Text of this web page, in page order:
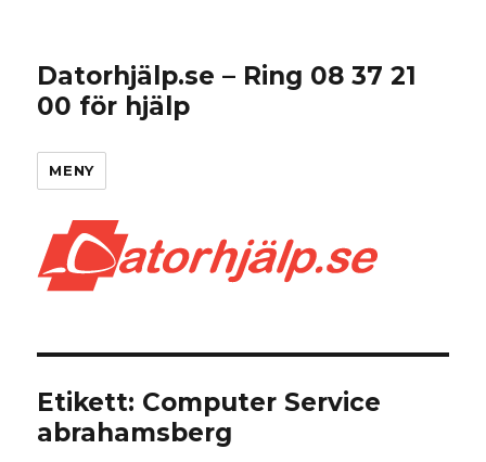
Datorhjälp.se – Ring 08 37 21
00 för hjälp
MENY
Etikett: Computer Service
abrahamsberg